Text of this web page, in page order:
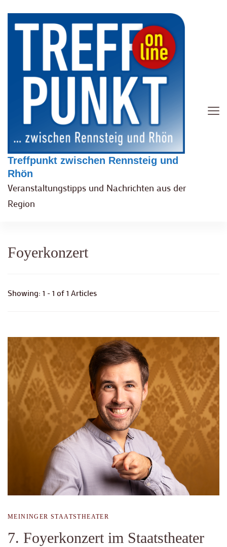
Treffpunkt zwischen Rennsteig und
Rhön
Veranstaltungstipps und Nachrichten aus der
Region
Foyerkonzert
Showing: 1 - 1 of 1 Articles
MEININGER STAATSTHEATER
7. Foyerkonzert im Staatstheater